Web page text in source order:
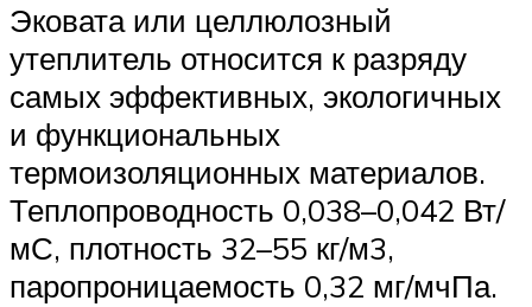
Эковата или целлюлозный
утеплитель относится к разряду
самых эффективных, экологичных
и функциональных
термоизоляционных материалов.
Теплопроводность 0,038–0,042 Вт/
мС, плотность 32–55 кг/м3,
паропроницаемость 0,32 мг/мчПа.